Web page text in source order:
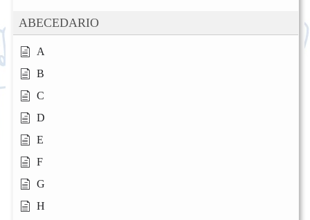
ABECEDARIO
A
B
C
D
E
F
G
H